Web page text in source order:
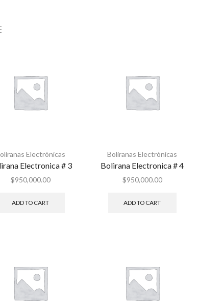
Electrónicas
Electronica # 3
$950,000.00
ADD TO CART
Boliranas Electrónicas
Bolirana Electronica # 4
$950,000.00
ADD TO CART